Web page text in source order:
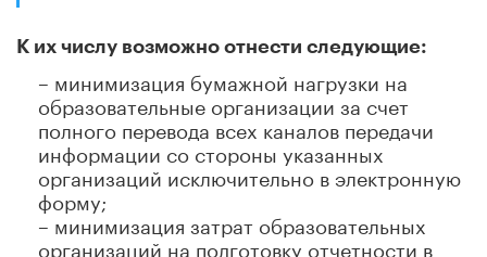
К их числу возможно отнести следующие:
– минимизация бумажной нагрузки на
образовательные организации за счет
полного перевода всех каналов передачи
информации со стороны указанных
организаций исключительно в электронную
форму;
– минимизация затрат образовательных
организаций на подготовку отчетности в